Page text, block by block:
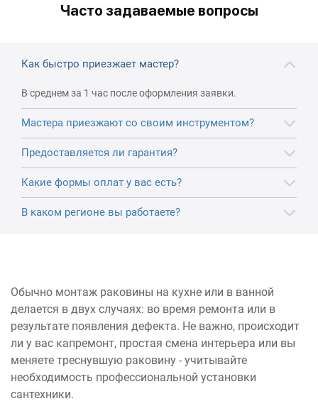
Часто задаваемые вопросы
Как быстро приезжает мастер?
В среднем за 1 час после оформления заявки.
Мастера приезжают со своим инструментом?
Предоставляется ли гарантия?
Какие формы оплат у вас есть?
В каком регионе вы работаете?
Обычно монтаж раковины на кухне или в ванной
делается в двух случаях: во время ремонта или в
результате появления дефекта. Не важно, происходит
ли у вас капремонт, простая смена интерьера или вы
меняете треснувшую раковину - учитывайте
необходимость профессиональной установки
сантехники.